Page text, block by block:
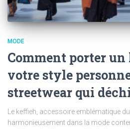
MODE
Comment porter
votre style
streetwear qui
Le keffieh, accessoire emblématique
harmonieusement dans la mode